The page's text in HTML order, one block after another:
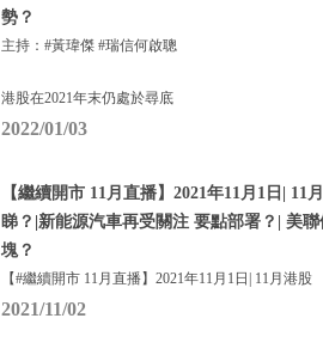
勢？
主持：#黃瑋傑 #瑞信何啟聰
港股在2021年末仍處於尋底
2022/01/03
【繼續開市 11月直播】2021年11月1日| 11
睇？|新能源汽車再受關注 要點部署？| 美
塊？
【#繼續開市 11月直播】2021年11月1日| 11月港股
2021/11/02